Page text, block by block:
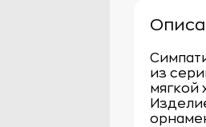
из
мягкой